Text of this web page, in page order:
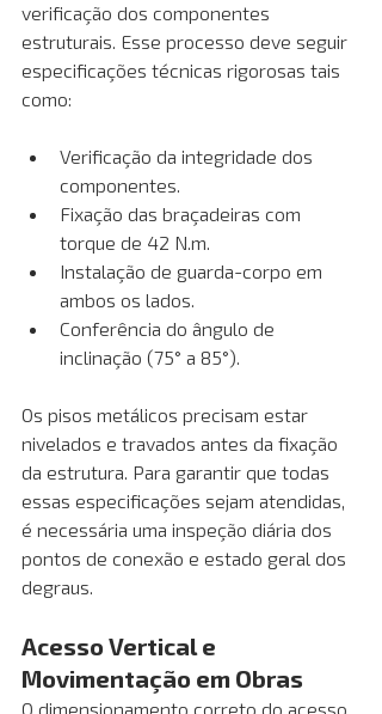
verificação dos componentes
estruturais. Esse processo deve seguir
especificações técnicas rigorosas tais
como:
Verificação da integridade dos
componentes.
Fixação das braçadeiras com
torque de 42 N.m.
Instalação de guarda-corpo em
ambos os lados.
Conferência do ângulo de
inclinação (75° a 85°).
Os pisos metálicos precisam estar
nivelados e travados antes da fixação
da estrutura. Para garantir que todas
essas especificações sejam atendidas,
é necessária uma inspeção diária dos
pontos de conexão e estado geral dos
degraus.
Acesso Vertical e
Movimentação em Obras
O dimensionamento correto do acesso